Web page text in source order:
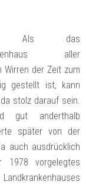
Als das
aller
Wirren der Zeit zum
gestellt ist, kann
stolz darauf sein.
gut anderthalb
später von der
auch ausdrücklich
vorgelegtes